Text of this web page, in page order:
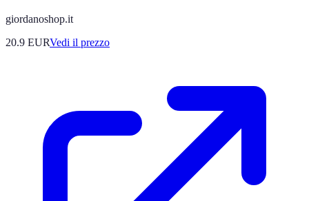
giordanoshop.it
20.9 EURVedi il prezzo